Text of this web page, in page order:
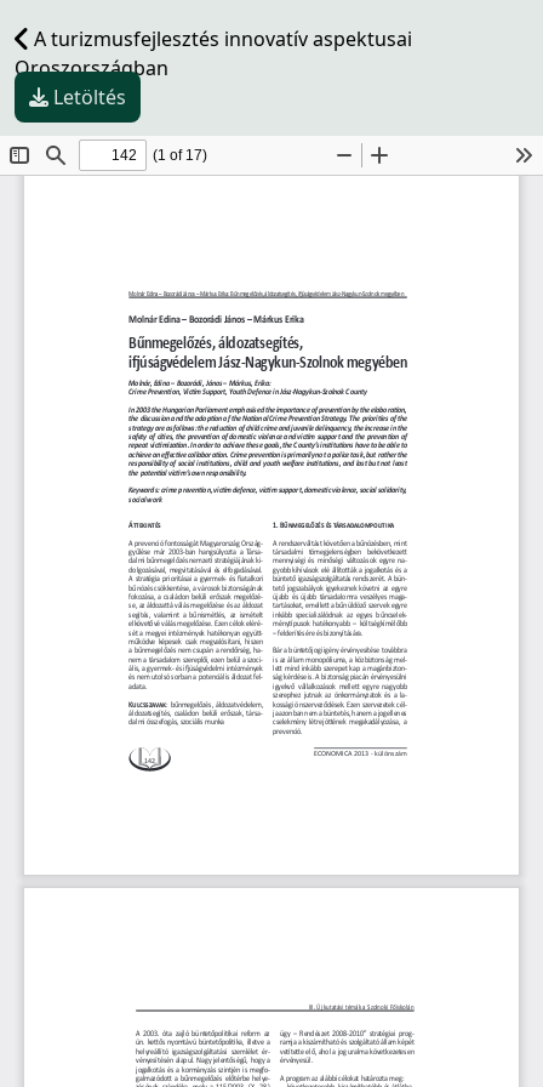
A turizmusfejlesztés innovatív aspektusai
Oroszországban
Letöltés